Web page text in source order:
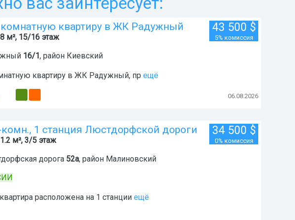
квартиру в ЖК Радужный
м², 15/16 этаж
16/1, район Киевский
квартиру в ЖК Радужный, пр ещё
43 500 $
5% комиссия
06.08.2026
1 станция Люстдорфской дороги
м², 3/5 этаж
дорога 52а, район Малиновский
расположена на 1 станции ещё
34 500 $
0% комиссия